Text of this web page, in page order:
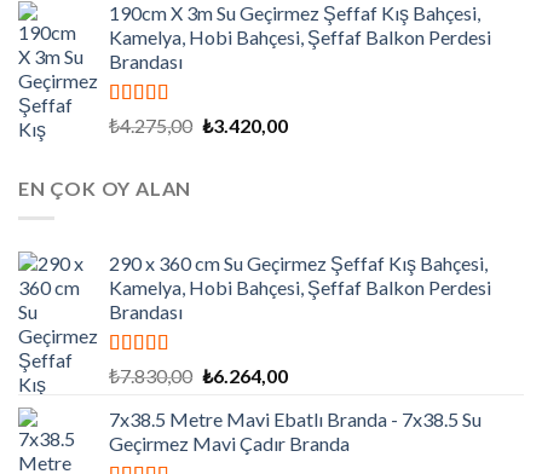
190cm X 3m Su Geçirmez Şeffaf Kış Bahçesi,
Kamelya, Hobi Bahçesi, Şeffaf Balkon Perdesi
Brandası
5 üzerinden
oy aldı
₺4.275,00 Orijinal
₺3.420,00Şu
EN ÇOK OY ALAN
290 x 360 cm Su Geçirmez Şeffaf Kış Bahçesi,
Kamelya, Hobi Bahçesi, Şeffaf Balkon Perdesi
Brandası
5 üzerinden
oy aldı
₺7.830,00 Orijinal
₺7.830,00.
₺6.264,00Şu
fiyat:
₺6.264,00.
7x38.5 Metre Mavi Ebatlı Branda - 7x38.5 Su
Geçirmez Mavi Çadır Branda